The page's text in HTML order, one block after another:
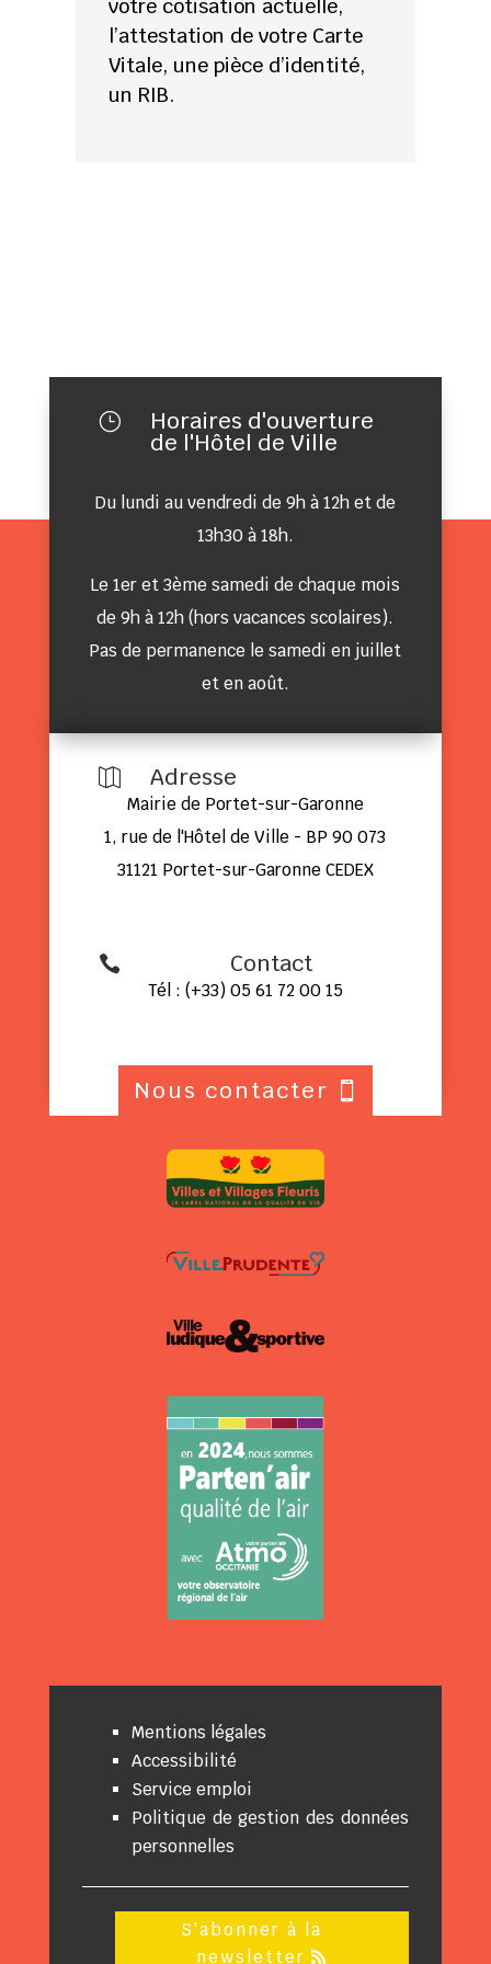
votre cotisation actuelle,
l’attestation de votre Carte
Vitale, une pièce d’identité,
un RIB.
} Horaires d'ouverture
de l'Hôtel de Ville
Du lundi au vendredi de 9h à 12h et de
13h30 à 18h.
Le 1er et 3ème samedi de chaque mois
de 9h à 12h (hors vacances scolaires).
Pas de permanence le samedi en juillet
et en août.
 Adresse
Mairie de Portet-sur-Garonne
1, rue de l'Hôtel de Ville - BP 90 073
31121 Portet-sur-Garonne CEDEX
 Contact
Tél : (+33) 05 61 72 00 15
Nous contacter
Mentions légales
Accessibilité
Service emploi
Politique de gestion des données
personnelles
S'abonner à la
newsletter